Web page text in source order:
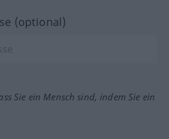
(optional)
Sie ein Mensch sind, indem Sie ein